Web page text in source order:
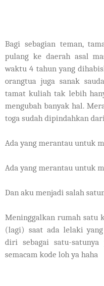
Bagi sebagian teman,
pulang ke daerah asal
waktu 4 tahun yang
orangtua juga sanak
tamat kuliah tak lebih
mengubah banyak hal.
toga sudah dipindahkan
Ada yang merantau untuk
Ada yang merantau untuk
Dan aku menjadi salah
Meninggalkan rumah satu
(lagi) saat ada lelaki
diri sebagai satu-
semacam kode loh ya haha